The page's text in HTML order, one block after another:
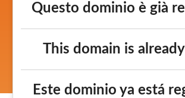
Questo dominio è già
This domain is
Este dominio ya está